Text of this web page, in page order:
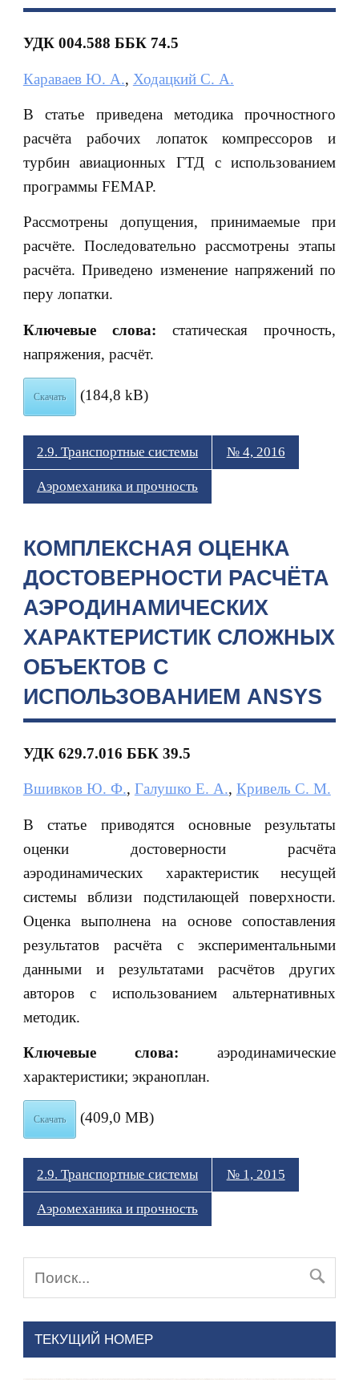
УДК 004.588 ББК 74.5
Караваев Ю. А., Ходацкий С. А.
В статье приведена методика прочностного
расчёта рабочих лопаток компрессоров и
турбин авиационных ГТД с использованием
программы FEMAP.
Рассмотрены допущения, принимаемые при
расчёте. Последовательно рассмотрены этапы
расчёта. Приведено изменение напряжений по
перу лопатки.
Ключевые слова:статическая прочность,
напряжения, расчёт.
Скачать (184,8 kB)
2.9. Транспортные системы № 4, 2016
Аэромеханика и прочность
КОМПЛЕКСНАЯ ОЦЕНКА
ДОСТОВЕРНОСТИ РАСЧЁТА
АЭРОДИНАМИЧЕСКИХ
ХАРАКТЕРИСТИК СЛОЖНЫХ
ОБЪЕКТОВ С
ИСПОЛЬЗОВАНИЕМ ANSYS
УДК 629.7.016 ББК 39.5
Вшивков Ю. Ф., Галушко Е. А., Кривель С. М.
В статье приводятся основные результаты
оценки достоверности расчёта
аэродинамических характеристик несущей
системы вблизи подстилающей поверхности.
Оценка выполнена на основе сопоставления
результатов расчёта с экспериментальными
данными и результатами расчётов других
авторов с использованием альтернативных
методик.
Ключевые слова:аэродинамические
характеристики; экраноплан.
Скачать (409,0 MB)
2.9. Транспортные системы № 1, 2015
Аэромеханика и прочность
ТЕКУЩИЙ НОМЕР